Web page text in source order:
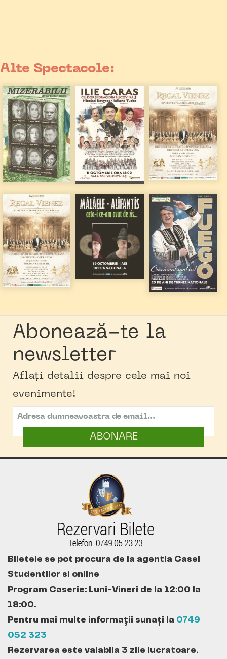
Alte Spectacole:
Abonează-te la
newsletter
Aflați detalii despre cele mai noi
evenimente!
ABONARE
Biletele se pot procura de la agentia Casei
Studentilor si online
Program Caserie: Luni-Vineri de la 12:00 la
18:00.
Pentru mai multe informații sunați la 0749
052 323
Rezervarea este valabila 3 zile lucratoare.